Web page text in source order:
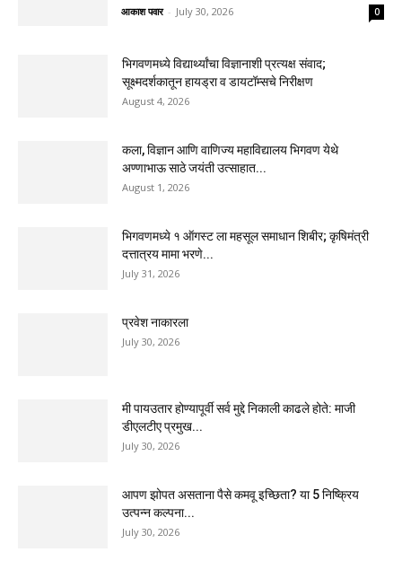
आकाश पवार - July 30, 2026 0
भिगवणमध्ये विद्यार्थ्यांचा विज्ञानाशी प्रत्यक्ष संवाद;
सूक्ष्मदर्शकातून हायड्रा व डायटॉम्सचे निरीक्षण
August 4, 2026
कला, विज्ञान आणि वाणिज्य महाविद्यालय भिगवण येथे
अण्णाभाऊ साठे जयंती उत्साहात...
August 1, 2026
भिगवणमध्ये १ ऑगस्ट ला महसूल समाधान शिबीर; कृषिमंत्री
दत्तात्रय मामा भरणे...
July 31, 2026
प्रवेश नाकारला
July 30, 2026
मी पायउतार होण्यापूर्वी सर्व मुद्दे निकाली काढले होते: माजी
डीएलटीए प्रमुख...
July 30, 2026
आपण झोपत असताना पैसे कमवू इच्छिता? या 5 निष्क्रिय
उत्पन्न कल्पना...
July 30, 2026